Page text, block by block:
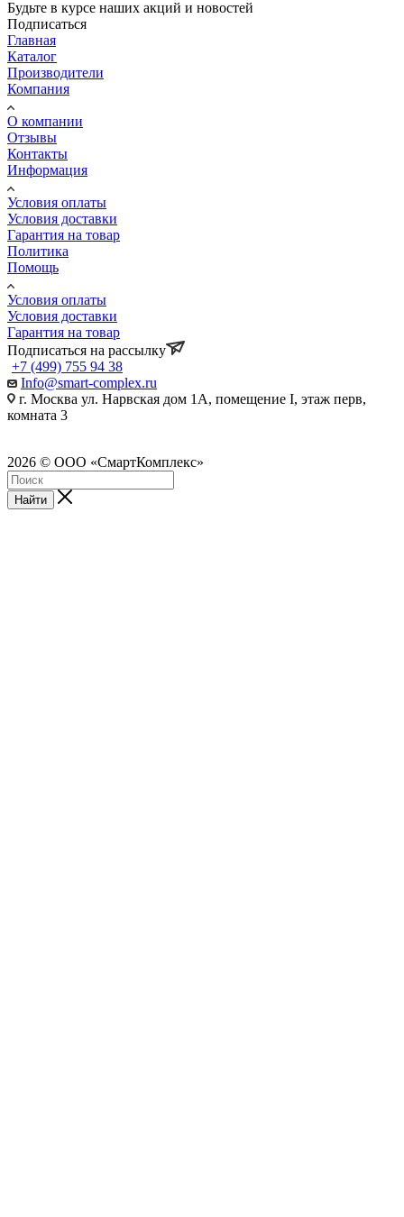
Будьте в курсе наших акций и новостей
Подписаться
Главная
Каталог
Производители
Компания
О компании
Отзывы
Контакты
Информация
Условия оплаты
Условия доставки
Гарантия на товар
Политика
Помощь
Условия оплаты
Условия доставки
Гарантия на товар
Подписаться на рассылку
+7 (499) 755 94 38
Info@smart-complex.ru
г. Москва ул. Нарвская дом 1А, помещение I, этаж перв,
комната 3
2026 © ООО «СмартКомплекс»
Найти